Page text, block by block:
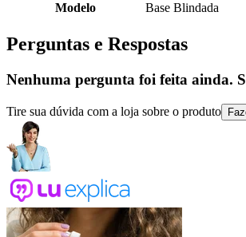
Modelo
Base Blindada
Perguntas e Respostas
Nenhuma pergunta foi feita ainda.
Tire sua dúvida com a loja sobre o produto